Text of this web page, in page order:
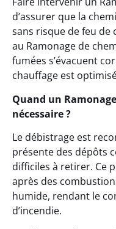
d’assurer que la
sans risque de feu de
au Ramonage de
fumées s’évacuent
chauffage est
Quand un
nécessaire ?
Le débistrage est
présente des dépôts
difficiles à retirer. Ce
après des
humide, rendant le
d’incendie.